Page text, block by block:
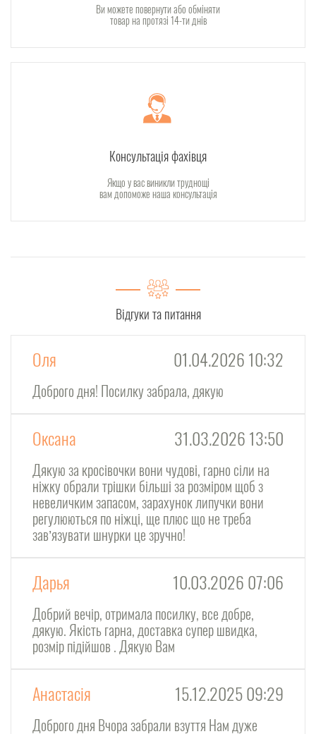
Ви можете повернути або обміняти
товар на протязі 14-ти днів
Консультація фахівця
Якщо у вас виникли труднощі
вам допоможе наша консультація
Відгуки та питання
Оля 01.04.2026 10:32
Доброго дня! Посилку забрала, дякую
Оксана 31.03.2026 13:50
Дякую за кросівочки вони чудові, гарно сіли на
ніжку обрали трішки більші за розміром щоб з
невеличким запасом, зарахунок липучки вони
регулюються по ніжці, ще плюс що не треба
завʼязувати шнурки це зручно!
Дарья 10.03.2026 07:06
Добрий вечір, отримала посилку, все добре,
дякую. Якість гарна, доставка супер швидка,
розмір підійшов . Дякую Вам
Анастасія 15.12.2025 09:29
Доброго дня Вчора забрали взуття Нам дуже